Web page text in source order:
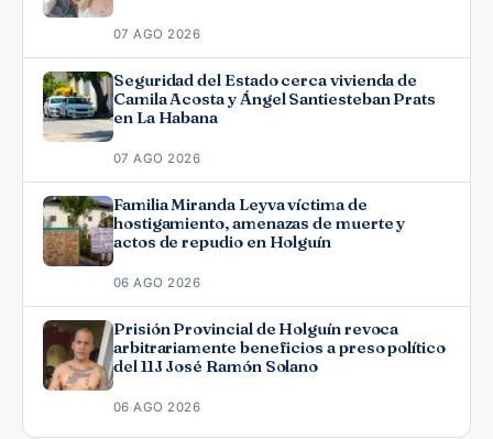
07 AGO 2026
Seguridad del Estado cerca vivienda de
Camila Acosta y Ángel Santiesteban Prats
en La Habana
07 AGO 2026
Familia Miranda Leyva víctima de
hostigamiento, amenazas de muerte y
actos de repudio en Holguín
06 AGO 2026
Prisión Provincial de Holguín revoca
arbitrariamente beneficios a preso político
del 11J José Ramón Solano
06 AGO 2026